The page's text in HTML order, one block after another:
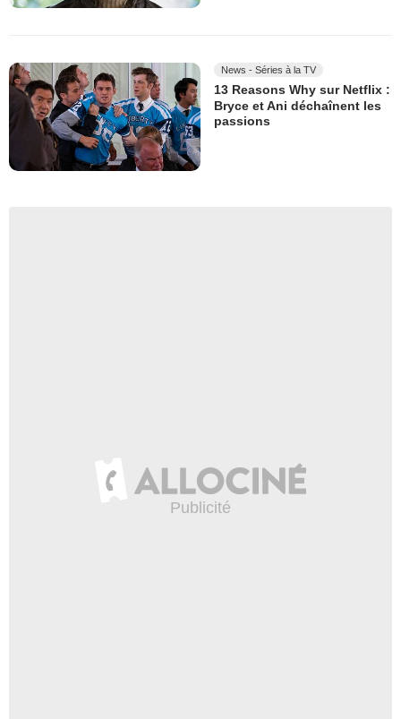
News - Séries à la TV
13 Reasons Why sur Netflix :
Bryce et Ani déchaînent les
passions